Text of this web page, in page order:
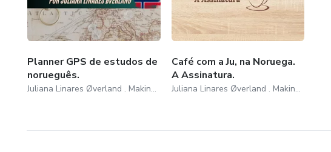
Planner GPS de estudos de
norueguês.
Juliana Linares Øverland . Making Norway My Home
Café com a Ju, na Noruega.
A Assinatura.
Juliana Linares Øverland . Making Norway My Home